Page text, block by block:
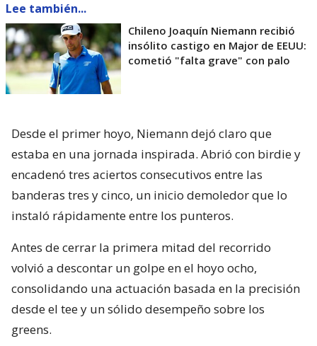
Lee también...
Chileno Joaquín Niemann recibió
insólito castigo en Major de EEUU:
cometió "falta grave" con palo
Desde el primer hoyo, Niemann dejó claro que
estaba en una jornada inspirada. Abrió con birdie y
encadenó tres aciertos consecutivos entre las
banderas tres y cinco, un inicio demoledor que lo
instaló rápidamente entre los punteros.
Antes de cerrar la primera mitad del recorrido
volvió a descontar un golpe en el hoyo ocho,
consolidando una actuación basada en la precisión
desde el tee y un sólido desempeño sobre los
greens.